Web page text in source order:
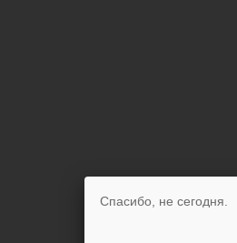
Спасибо, не сегодня.